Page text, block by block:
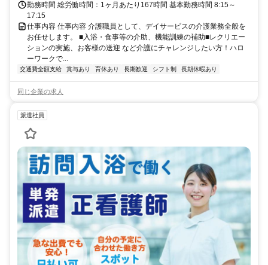
勤務時間 総労働時間：1ヶ月あたり167時間 基本勤務時間 8:15～
17:15
仕事内容 仕事内容 介護職員として、デイサービスの介護業務全般を
お任せします。 ■入浴・食事等の介助、機能訓練の補助■レクリエー
ションの実施、お客様の送迎 など介護にチャレンジしたい方！ハロ
ーワークで...
交通費全額支給 賞与あり 育休あり 長期歓迎 シフト制 長期休暇あり
同じ企業の求人
派遣社員